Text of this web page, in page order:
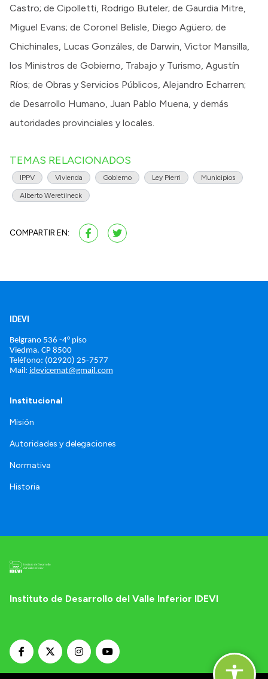
Castro; de Cipolletti, Rodrigo Buteler; de Gaurdia Mitre,
Miguel Evans; de Coronel Belisle, Diego Agüero; de
Chichinales, Lucas Gonzáles, de Darwin, Victor Mansilla,
los Ministros de Gobierno, Trabajo y Turismo, Agustín
Ríos; de Obras y Servicios Públicos, Alejandro Echarren;
de Desarrollo Humano, Juan Pablo Muena, y demás
autoridades provinciales y locales.
TEMAS RELACIONADOS
IPPV Vivienda Gobierno Ley Pierri Municipios
Alberto Weretilneck
COMPARTIR EN:
IDEVI
Belgrano 536 -4° piso
Viedma. CP 8500
Teléfono: (02920) 25-7577
Mail: idevicemat@gmail.com
Institucional
Misión
Autoridades y delegaciones
Normativa
Historia
Instituto de Desarrollo del Valle Inferior IDEVI